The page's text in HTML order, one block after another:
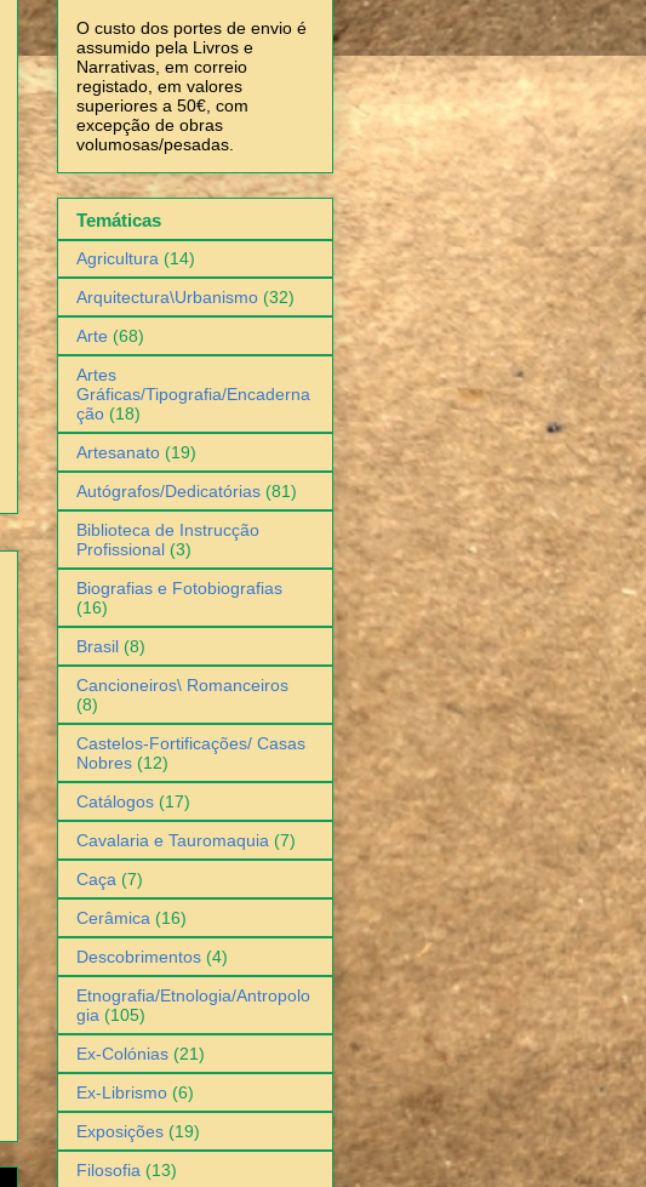
O custo dos portes de envio é
assumido pela Livros e
Narrativas, em correio
registado, em valores
superiores a 50€, com
excepção de obras
volumosas/pesadas.
Temáticas
Agricultura (14)
Arquitectura\Urbanismo (32)
Arte (68)
Artes
Gráficas/Tipografia/Encaderna
ção (18)
Artesanato (19)
Autógrafos/Dedicatórias (81)
Biblioteca de Instrucção
Profissional (3)
Biografias e Fotobiografias
(16)
Brasil (8)
Cancioneiros\ Romanceiros
(8)
Castelos-Fortificações/ Casas
Nobres (12)
Catálogos (17)
Cavalaria e Tauromaquia (7)
Caça (7)
Cerâmica (16)
Descobrimentos (4)
Etnografia/Etnologia/Antropolo
gia (105)
Ex-Colónias (21)
Ex-Librismo (6)
Exposições (19)
Filosofia (13)